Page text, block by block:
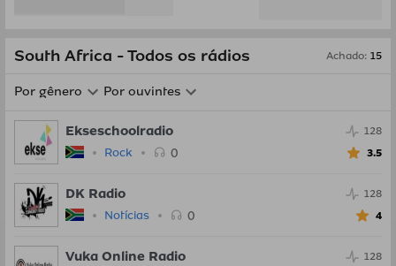
South Africa - Todos os rádios Achado: 15
Por gênero Por ouvintes
Ekseschoolradio
Rock 0
128
3.5
DK Radio
Notícias 0
128
4
Vuka Online Radio
128